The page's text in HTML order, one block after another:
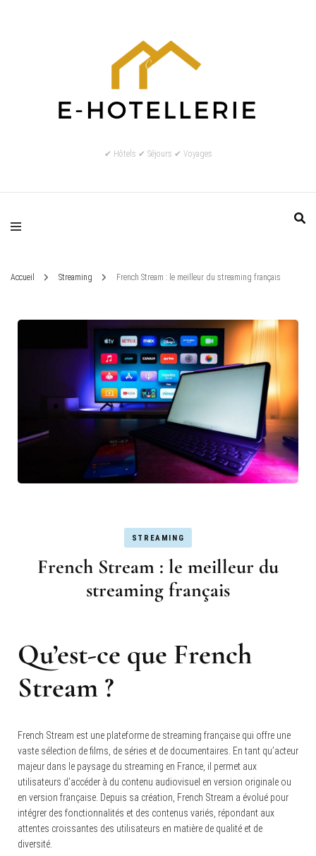
✔ Hôtels ✔ Séjours ✔ Voyages
Accueil Streaming French Stream : le meilleur du streaming français
STREAMING
French Stream : le meilleur du
streaming français
Qu’est-ce que French
Stream ?
French Stream est une plateforme de streaming française qui offre une
vaste sélection de films, de séries et de documentaires. En tant qu’acteur
majeur dans le paysage du streaming en France, il permet aux
utilisateurs d’accéder à du contenu audiovisuel en version originale ou
en version française. Depuis sa création, French Stream a évolué pour
intégrer des fonctionnalités et des contenus variés, répondant aux
attentes croissantes des utilisateurs en matière de qualité et de
diversité.